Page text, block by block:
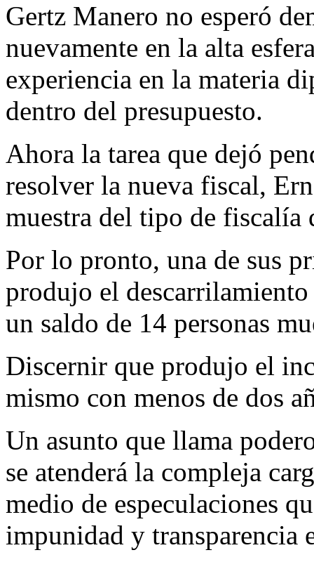
Gertz Manero no esperó
nuevamente en la alta
experiencia en la materia
dentro del presupuesto.
Ahora la tarea que dejó
resolver la nueva fiscal,
muestra del tipo de fiscalía
Por lo pronto, una de sus
produjo el
un saldo de 14 personas
Discernir que produjo el
mismo con menos de dos
Un asunto que llama
se atenderá la compleja
medio de especulaciones
impunidad y transparencia